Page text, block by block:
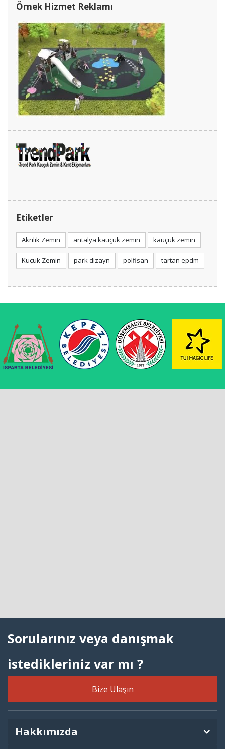
Örnek Hizmet Reklamı
Etiketler
Akrilik Zemin antalya kauçuk zemin kauçuk zemin
Kuçuk Zemin park dizayn polfisan tartan epdm
Sorularınız veya danışmak
istedikleriniz var mı ?
Bize Ulaşın
Hakkımızda